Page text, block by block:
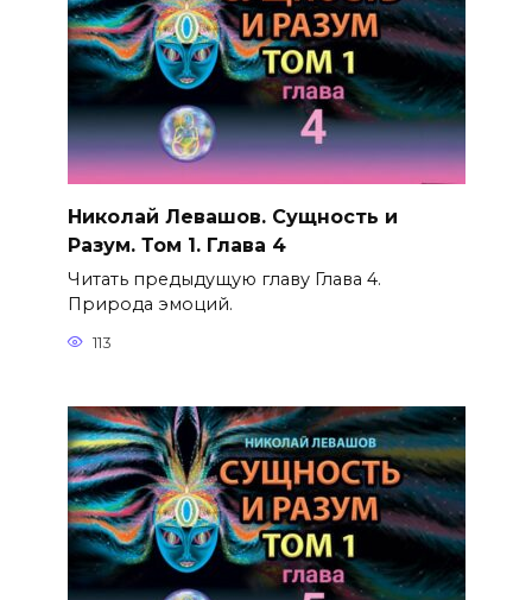
Николай Левашов. Сущность и
Разум. Том 1. Глава 4
Читать предыдущую главу Глава 4.
Природа эмоций.
113